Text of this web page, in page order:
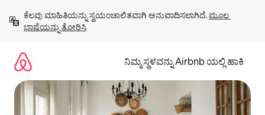
ಹೋಗಿ
ಕೆಲವು ಮಾಹಿತಿಯನ್ನು ಸ್ವಯಂಚಾಲಿತವಾಗಿ ಅನುವಾದಿಸಲಾಗಿದೆ. ಮೂಲ
ಭಾಷೆಯನ್ನು ತೋರಿಸಿ
ನಿಮ್ಮ ಸ್ಥಳವನ್ನು Airbnb ಯಲ್ಲಿ ಹಾಕಿ